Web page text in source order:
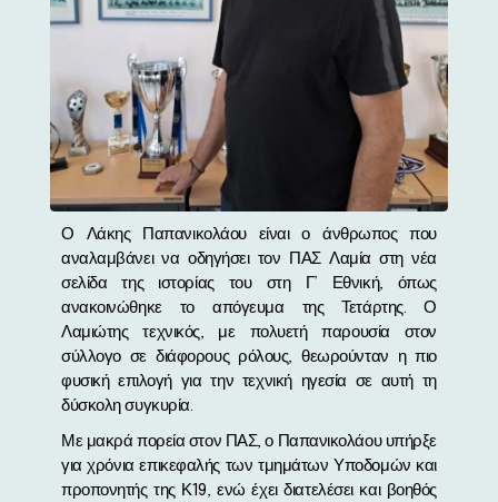
Ο Λάκης Παπανικολάου είναι ο άνθρωπος που
αναλαμβάνει να οδηγήσει τον ΠΑΣ Λαμία στη νέα
σελίδα της ιστορίας του στη Γ’ Εθνική, όπως
ανακοινώθηκε το απόγευμα της Τετάρτης. Ο
Λαμιώτης τεχνικός, με πολυετή παρουσία στον
σύλλογο σε διάφορους ρόλους, θεωρούνταν η πιο
φυσική επιλογή για την τεχνική ηγεσία σε αυτή τη
δύσκολη συγκυρία.
Με μακρά πορεία στον ΠΑΣ, ο Παπανικολάου υπήρξε
για χρόνια επικεφαλής των τμημάτων Υποδομών και
προπονητής της Κ19, ενώ έχει διατελέσει και βοηθός